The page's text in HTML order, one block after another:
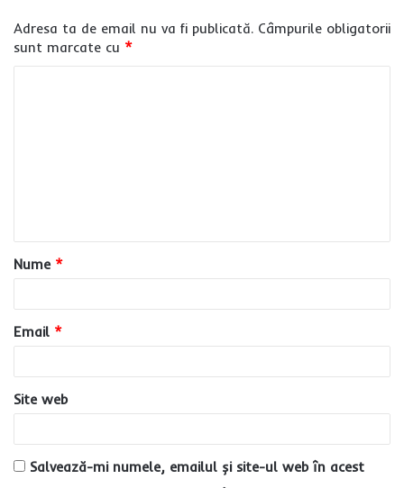
Adresa ta de email nu va fi publicată. Câmpurile obligatorii
sunt marcate cu *
a
r
*
Nume *
Email *
Site web
Salvează-mi numele, emailul și site-ul web în acest